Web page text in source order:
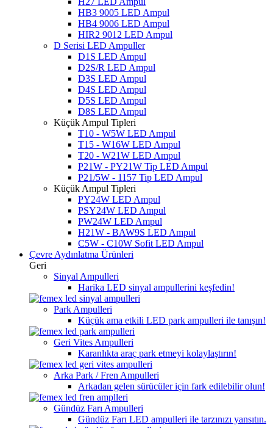
HB3 9005 LED Ampul
HB4 9006 LED Ampul
HIR2 9012 LED Ampul
D Serisi LED Ampuller
D1S LED Ampul
D2S/R LED Ampul
D3S LED Ampul
D4S LED Ampul
D5S LED Ampul
D8S LED Ampul
Küçük Ampul Tipleri
T10 - W5W LED Ampul
T15 - W16W LED Ampul
T20 - W21W LED Ampul
P21W - PY21W Tip LED Ampul
P21/5W - 1157 Tip LED Ampul
Küçük Ampul Tipleri
PY24W LED Ampul
PSY24W LED Ampul
PW24W LED Ampul
H21W - BAW9S LED Ampul
C5W - C10W Sofit LED Ampul
Çevre Aydınlatma Ürünleri
Geri
Sinyal Ampulleri
Harika LED sinyal ampullerini keşfedin!
Park Ampulleri
Küçük ama etkili LED park ampulleri ile tanışın!
Geri Vites Ampulleri
Karanlıkta araç park etmeyi kolaylaştırın!
Arka Park / Fren Ampulleri
Arkadan gelen sürücüler için fark edilebilir olun!
Gündüz Farı Ampulleri
Gündüz Farı LED ampulleri ile tarzınızı yansıtın.